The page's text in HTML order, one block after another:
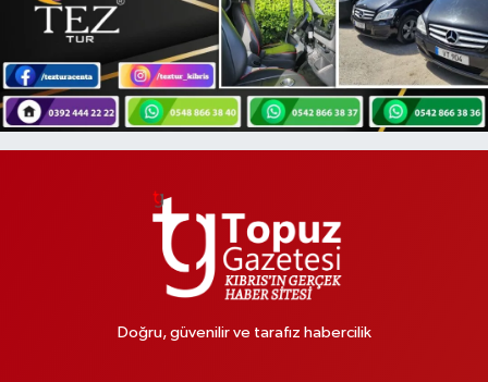
Doğru, güvenilir ve tarafız habercilik